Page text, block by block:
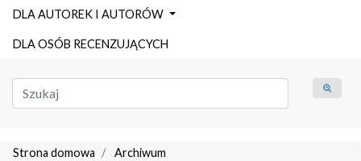
DLA AUTOREK I AUTORÓW
DLA OSÓB RECENZUJĄCYCH
Strona domowa
Archiwum